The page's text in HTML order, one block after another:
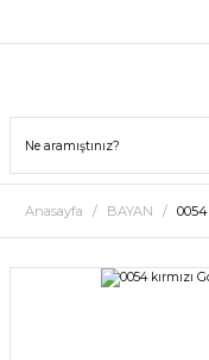
Anasayfa BAYAN